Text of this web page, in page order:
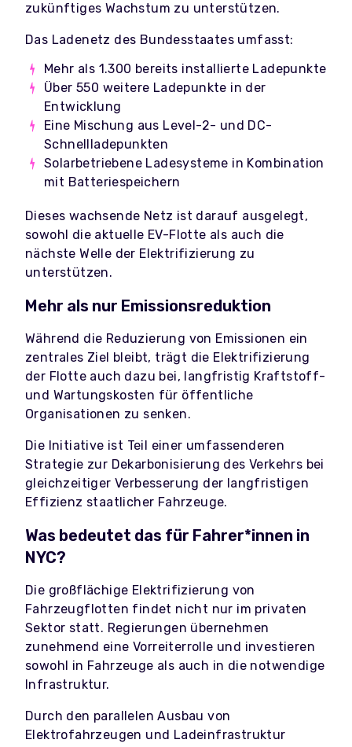
zukünftiges Wachstum zu unterstützen.
Das Ladenetz des Bundesstaates umfasst:
Mehr als 1.300 bereits installierte Ladepunkte
Über 550 weitere Ladepunkte in der
Entwicklung
Eine Mischung aus Level-2- und DC-
Schnellladepunkten
Solarbetriebene Ladesysteme in Kombination
mit Batteriespeichern
Dieses wachsende Netz ist darauf ausgelegt,
sowohl die aktuelle EV-Flotte als auch die
nächste Welle der Elektrifizierung zu
unterstützen.
Mehr als nur Emissionsreduktion
Während die Reduzierung von Emissionen ein
zentrales Ziel bleibt, trägt die Elektrifizierung
der Flotte auch dazu bei, langfristig Kraftstoff-
und Wartungskosten für öffentliche
Organisationen zu senken.
Die Initiative ist Teil einer umfassenderen
Strategie zur Dekarbonisierung des Verkehrs bei
gleichzeitiger Verbesserung der langfristigen
Effizienz staatlicher Fahrzeuge.
Was bedeutet das für Fahrer*innen in
NYC?
Die großflächige Elektrifizierung von
Fahrzeugflotten findet nicht nur im privaten
Sektor statt. Regierungen übernehmen
zunehmend eine Vorreiterrolle und investieren
sowohl in Fahrzeuge als auch in die notwendige
Infrastruktur.
Durch den parallelen Ausbau von
Elektrofahrzeugen und Ladeinfrastruktur